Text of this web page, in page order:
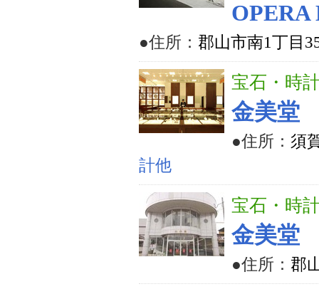
●住所： 郡山市南1丁目
宝石・時
金美堂
●住所： 須
計他
宝石・時
金美堂
●住所： 郡